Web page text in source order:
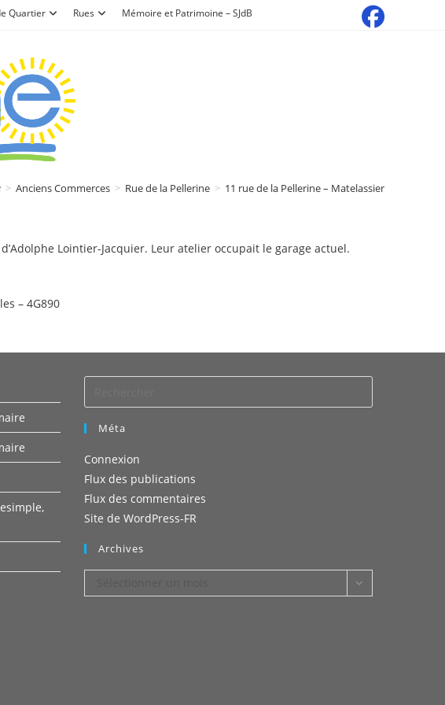
Quartier Rues Mémoire et Patrimoine – SJdB
> Anciens Commerces > Rue de la Pellerine > 11 rue de la Pellerine – Matelassier
Lointier-Jacquier. Leur atelier occupait le garage actuel.
– 4G890
Méta
Connexion
Flux des publications
Flux des commentaires
Site de WordPress-FR
Archives